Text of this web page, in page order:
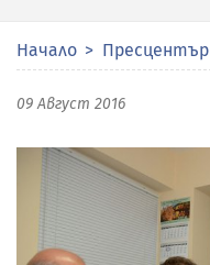
Начало Пресцентър
09 Август 2016